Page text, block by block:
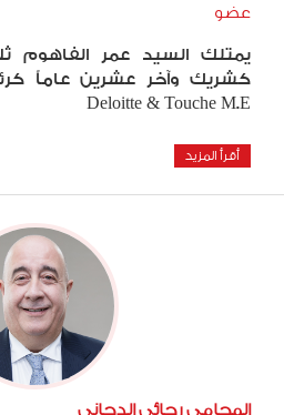
عضو
يمتلك السيد عمر الفاهوم
كشريك وآخر عشرين عاماً
Deloitte & Touche M.E
أقرأ المزيد